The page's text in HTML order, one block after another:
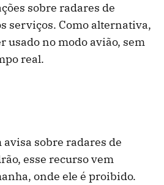
sobre radares de
serviços. Como alternativa,
usado no modo avião, sem
real.
avisa sobre radares de
esse recurso vem
onde ele é proibido.